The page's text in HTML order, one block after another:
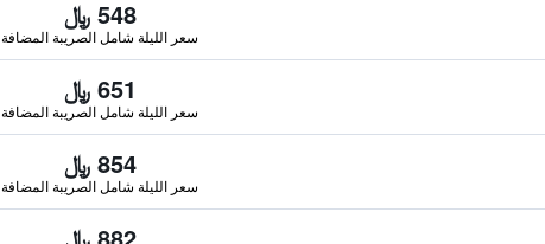
548 ﷼
سعر الليلة شامل الصريبة المضافة
651 ﷼
سعر الليلة شامل الصريبة المضافة
854 ﷼
سعر الليلة شامل الصريبة المضافة